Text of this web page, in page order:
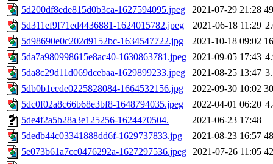
5d200df8ede815d0b3ca-1627594095.jpeg
2021-07-29 21:28
5d311ef9f71ed4436881-1624015782.jpeg
2021-06-18 11:29
5d98690e0c202d9152bc-1634547722.jpg
2021-10-18 09:02
5da7a980998615e8ac40-1630863781.jpeg 2021-09-05 17:43
5da8c29d11d069dcebaa-1629899233.jpeg
2021-08-25 13:47
5db0b1eede0225828084-1664532156.jpg
2022-09-30 10:02
5dc0f02a8c66b68e3bf8-1648794035.jpeg
2022-04-01 06:20
5de4f2a5b28a3e125256-1624470504.
2021-06-23 17:48
5dedb44c03341888dd6f-1629737833.jpg
2021-08-23 16:57
5e073b61a7cc0476292a-1627297536.jpeg 2021-07-26 11:05